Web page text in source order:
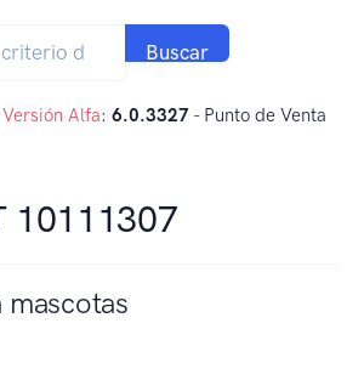
Buscar
Versión Alfa: 6.0.3327 - Punto de Venta
10111307
mascotas